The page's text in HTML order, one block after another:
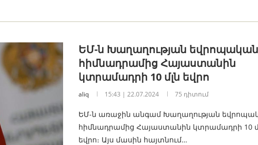
ԵՄ-ն Խաղաղության եվրոպական
հիմնադրամից Հայաստանին
կտրամադրի 10 մլն եվրո
aliq 15:43 | 22.07.2024 75 դիտում
ԵՄ-ն առաջին անգամ Խաղաղության
հիմնադրամից Հայաստանին կտրամադրի 10
եվրո։ Այս մասին հայտնում…